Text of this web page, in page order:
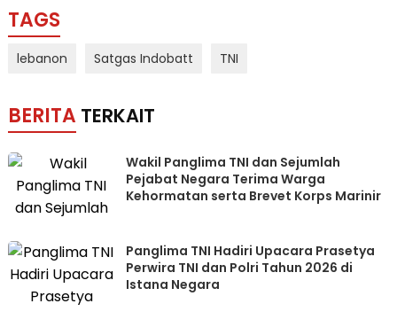
TAGS
lebanon Satgas Indobatt TNI
BERITA TERKAIT
Wakil Panglima TNI dan Sejumlah
Pejabat Negara Terima Warga
Kehormatan serta Brevet Korps Marinir
Panglima TNI Hadiri Upacara Prasetya
Perwira TNI dan Polri Tahun 2026 di
Istana Negara